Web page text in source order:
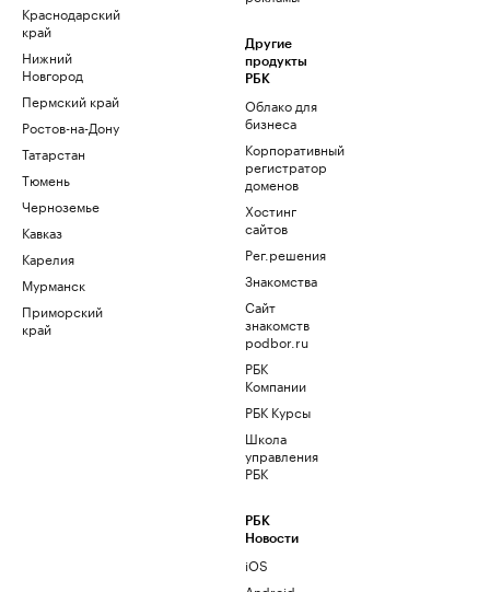
Краснодарский
край
Нижний
Новгород
Пермский край
Ростов-на-Дону
Татарстан
Тюмень
Черноземье
Кавказ
Карелия
Мурманск
Приморский
край
Другие
продукты
РБК
Облако для
бизнеса
Корпоративный
регистратор
доменов
Хостинг
сайтов
Рег.решения
Знакомства
Сайт
знакомств
podbor.ru
РБК
Компании
РБК Курсы
Школа
управления
РБК
РБК
Новости
iOS